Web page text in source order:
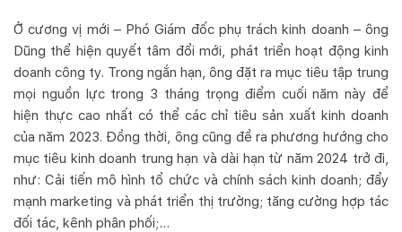
Ở cương vị mới – Phó Giám đốc phụ trách kinh doanh – ông
Dũng thể hiện quyết tâm đổi mới, phát triển hoạt động kinh
doanh công ty. Trong ngắn hạn, ông đặt ra mục tiêu tập trung
mọi nguồn lực trong 3 tháng trọng điểm cuối năm này để
hiện thực cao nhất có thể các chỉ tiêu sản xuất kinh doanh
của năm 2023. Đồng thời, ông cũng đề ra phương hướng cho
mục tiêu kinh doanh trung hạn và dài hạn từ năm 2024 trở đi,
như: Cải tiến mô hình tổ chức và chính sách kinh doanh; đẩy
mạnh marketing và phát triển thị trường; tăng cường hợp tác
đối tác, kênh phân phối;…